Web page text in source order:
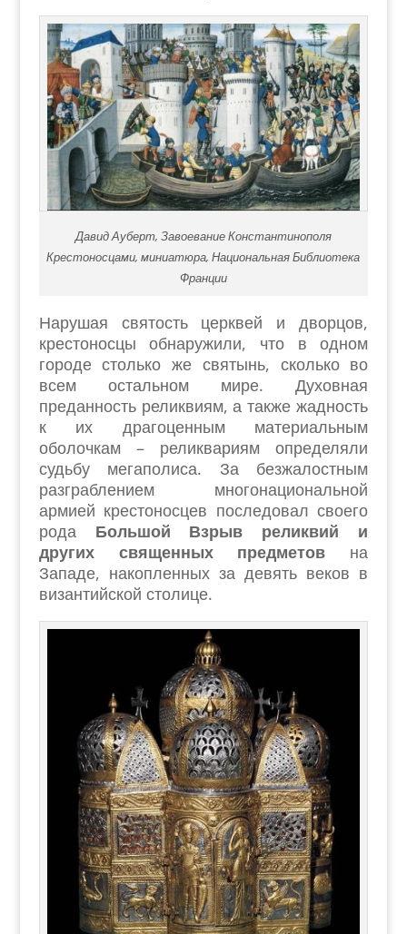
Давид Ауберт, Завоевание Константинополя
Крестоносцами, миниатюра, Национальная Библиотека
Франции
Нарушая святость церквей и дворцов,
крестоносцы обнаружили, что в одном
городе столько же святынь, сколько во
всем остальном мире. Духовная
преданность реликвиям, а также жадность
к их драгоценным материальным
оболочкам – реликвариям определяли
судьбу мегаполиса. За безжалостным
разграблением многонациональной
армией крестоносцев последовал своего
рода Большой Взрыв реликвий и
других священных предметов на
Западе, накопленных за девять веков в
византийской столице.